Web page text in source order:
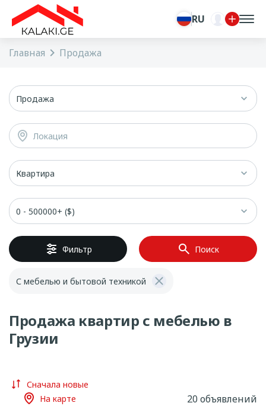
RU
Главная Продажа
Продажа
Локация
Квартира
0 - 500000+ ($)
Фильтр Поиск
С мебелью и бытовой техникой
Продажа квартир с мебелью в
Грузии
Сначала новые
На карте
20 объявлений